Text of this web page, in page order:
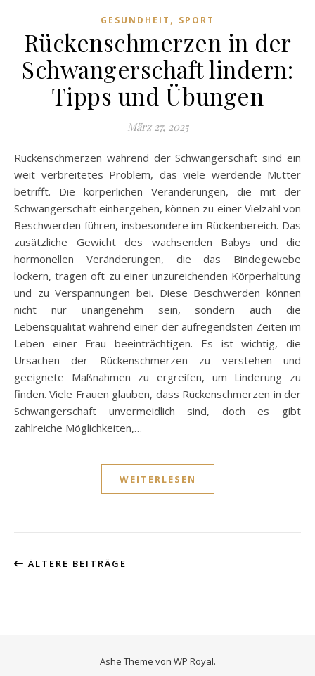
GESUNDHEIT , SPORT
Rückenschmerzen in der
Schwangerschaft lindern:
Tipps und Übungen
März 27, 2025
Rückenschmerzen während der Schwangerschaft sind ein
weit verbreitetes Problem, das viele werdende Mütter
betrifft. Die körperlichen Veränderungen, die mit der
Schwangerschaft einhergehen, können zu einer Vielzahl von
Beschwerden führen, insbesondere im Rückenbereich. Das
zusätzliche Gewicht des wachsenden Babys und die
hormonellen Veränderungen, die das Bindegewebe
lockern, tragen oft zu einer unzureichenden Körperhaltung
und zu Verspannungen bei. Diese Beschwerden können
nicht nur unangenehm sein, sondern auch die
Lebensqualität während einer der aufregendsten Zeiten im
Leben einer Frau beeinträchtigen. Es ist wichtig, die
Ursachen der Rückenschmerzen zu verstehen und
geeignete Maßnahmen zu ergreifen, um Linderung zu
finden. Viele Frauen glauben, dass Rückenschmerzen in der
Schwangerschaft unvermeidlich sind, doch es gibt
zahlreiche Möglichkeiten,…
WEITERLESEN
ÄLTERE BEITRÄGE
Ashe Theme von WP Royal.